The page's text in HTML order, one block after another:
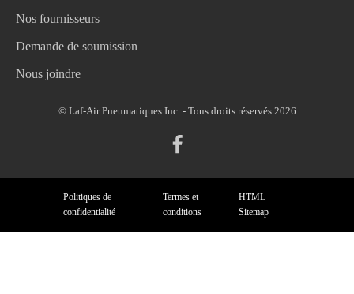
Nos fournisseurs
Demande de soumission
Nous joindre
© Laf-Air Pneumatiques Inc. - Tous droits réservés 2026
Politiques de
confidentialité
Termes et
conditions
HTML
Sitemap